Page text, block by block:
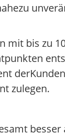
mit bis zu
zulegen.
besser